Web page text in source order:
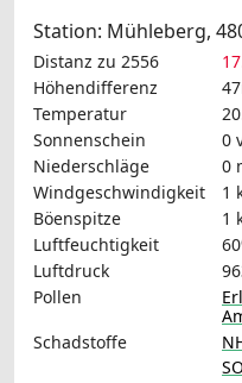
Station: Mühleberg,
Distanz zu 2556
Höhendifferenz
Temperatur
Sonnenschein
0
Niederschläge
0
Windgeschwindigkeit
1
Böenspitze
1
Luftfeuchtigkeit
Luftdruck
Pollen
Schadstoffe
SO